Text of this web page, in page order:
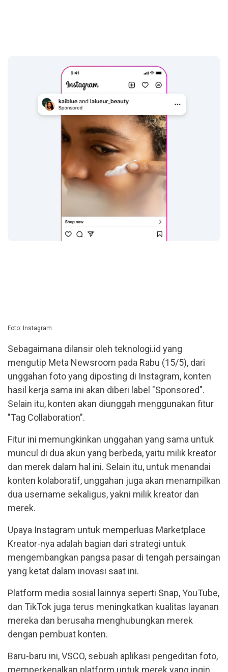
Foto: Instagram
Sebagaimana dilansir oleh teknologi.id yang
mengutip Meta Newsroom pada Rabu (15/5), dari
unggahan foto yang diposting di Instagram, konten
hasil kerja sama ini akan diberi label "Sponsored".
Selain itu, konten akan diunggah menggunakan fitur
"Tag Collaboration".
Fitur ini memungkinkan unggahan yang sama untuk
muncul di dua akun yang berbeda, yaitu milik kreator
dan merek dalam hal ini. Selain itu, untuk menandai
konten kolaboratif, unggahan juga akan menampilkan
dua username sekaligus, yakni milik kreator dan
merek.
Upaya Instagram untuk memperluas Marketplace
Kreator-nya adalah bagian dari strategi untuk
mengembangkan pangsa pasar di tengah persaingan
yang ketat dalam inovasi saat ini.
Platform media sosial lainnya seperti Snap, YouTube,
dan TikTok juga terus meningkatkan kualitas layanan
mereka dan berusaha menghubungkan merek
dengan pembuat konten.
Baru-baru ini, VSCO, sebuah aplikasi pengeditan foto,
memperkenalkan platform untuk merek yang ingin